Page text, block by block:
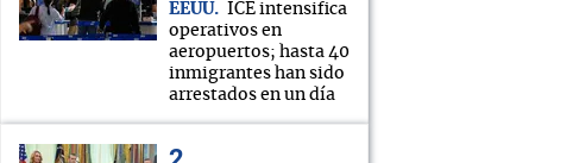
EEUU
ICE intensifica
operativos en
aeropuertos; hasta 40
inmigrantes han sido
arrestados en un día